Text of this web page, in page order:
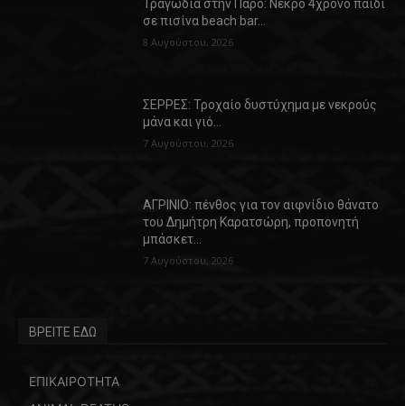
Τραγωδία στην Πάρο: Νεκρό 4χρονο παιδί
σε πισίνα beach bar…
8 Αυγούστου, 2026
ΣΕΡΡΕΣ: Τροχαίο δυστύχημα με νεκρούς
μάνα και γιό…
7 Αυγούστου, 2026
ΑΓΡΙΝΙΟ: πένθος για τον αιφνίδιο θάνατο
του Δημήτρη Καρατσώρη, προπονητή
μπάσκετ…
7 Αυγούστου, 2026
ΒΡΕΙΤΕ ΕΔΩ
ΕΠΙΚΑΙΡΟΤΗΤΑ